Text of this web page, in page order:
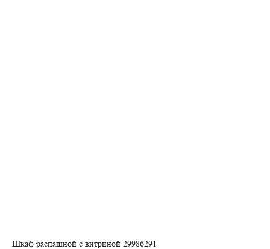
Шкаф распашной с витриной 29986291